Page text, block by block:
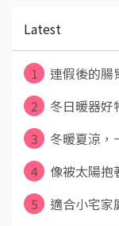
Latest
1
連假後的
2
冬日暖器好
3
冬暖夏涼，
4
像被太陽
5
適合小宅